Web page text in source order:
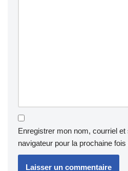
Enregistrer mon nom, courriel
navigateur pour la prochaine